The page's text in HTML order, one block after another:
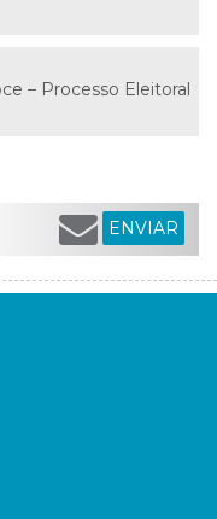
– Processo Eleitoral
ENVIAR